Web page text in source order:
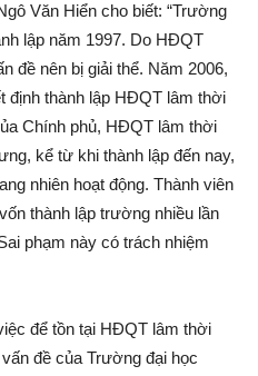
Văn Hiển cho biết: “Trường
lập năm 1997. Do HĐQT
đề nên bị giải thể. Năm 2006,
thành lập HĐQT lâm thời
Chính phủ, HĐQT lâm thời
kể từ khi thành lập đến nay,
nhiên hoạt động. Thành viên
thành lập trường nhiều lần
phạm này có trách nhiệm
để tồn tại HĐQT lâm thời
đề của Trường đại học